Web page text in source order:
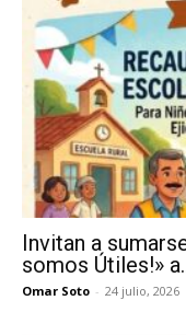
Invitan a
somos Útiles!»
Omar Soto - 24 julio, 2026